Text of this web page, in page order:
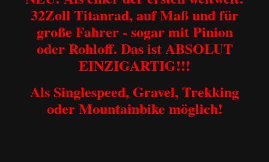
32Zoll Titanrad, auf Maß und für
große Fahrer - sogar mit Pinion
oder Rohloff. Das ist ABSOLUT
EINZIGARTIG!!!
Als Singlespeed, Gravel, Trekking
oder Mountainbike möglich!